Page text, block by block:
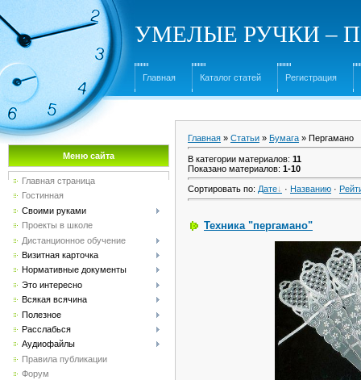
УМЕЛЫЕ РУЧКИ –
Главная Каталог статей Регистрация
Меню сайта
Главная страница
Гостинная
Своими руками
Проекты в школе
Дистанционное обучение
Визитная карточка
Нормативные документы
Это интересно
Всякая всячина
Полезное
Расслабься
Аудиофайлы
Правила публикации
Форум
Главная » Статьи » Бумага » Пергамано
В категории материалов: 11
Показано материалов: 1-10
Сортировать по: Дате · Названию ·
Техника "пергамано"